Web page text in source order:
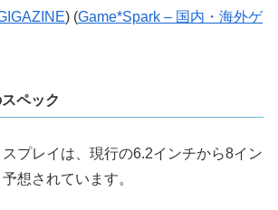
)​​ (Game*Spark – 国内・海外ゲ
ペック
プレイは、現行の6.2インチから8イン
想されています。